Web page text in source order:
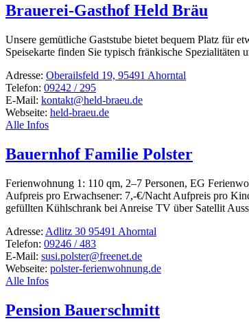
Brauerei-Gasthof Held Bräu
Unsere gemüt­liche Gast­stube bietet bequem Platz für
Spei­se­karte finden Sie typisch frän­ki­sche
Adresse: Oberailsfeld 19, 95491 Ahorntal
Telefon: 09242 / 295
E-Mail: kontakt@held-braeu.de
Webseite: held-braeu.de
Alle Infos
Bauernhof Familie Polster
Feri­en­woh­nung 1: 110 qm, 2–7 Personen, EG
Aufpreis pro Erwach­sener: 7,-€/Nacht Aufpreis pro
gefüllten Kühl­schrank bei Anreise TV über Satellit
Adresse: Adlitz 30 95491 Ahorntal
Telefon: 09246 / 483
E-Mail: susi.polster@freenet.de
Webseite: polster-ferienwohnung.de
Alle Infos
Pension Bauerschmitt